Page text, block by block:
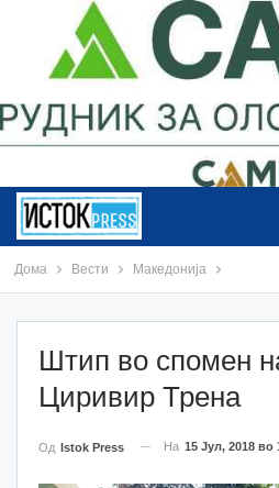
Дома Вести Македонија
Штип во спомен
Циривир Трена
Од Istok Press На 15 Јул, 2018 во